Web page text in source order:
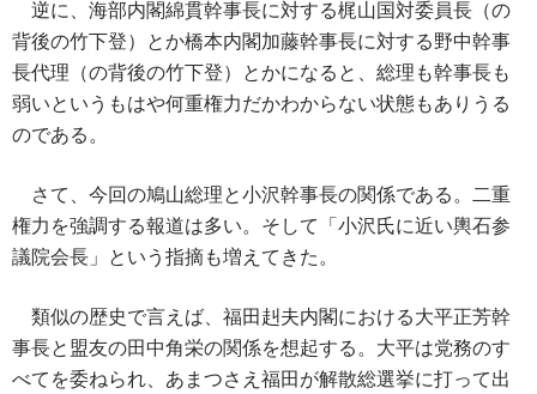
逆に、海部内閣綿貫幹事長に対する梶山国対委員長（の
背後の竹下登）とか橋本内閣加藤幹事長に対する野中幹事
長代理（の背後の竹下登）とかになると、総理も幹事長も
弱いというもはや何重権力だかわからない状態もありうる
のである。
さて、今回の鳩山総理と小沢幹事長の関係である。二重
権力を強調する報道は多い。そして「小沢氏に近い輿石参
議院会長」という指摘も増えてきた。
類似の歴史で言えば、福田赳夫内閣における大平正芳幹
事長と盟友の田中角栄の関係を想起する。大平は党務のす
べてを委ねられ、あまつさえ福田が解散総選挙に打って出